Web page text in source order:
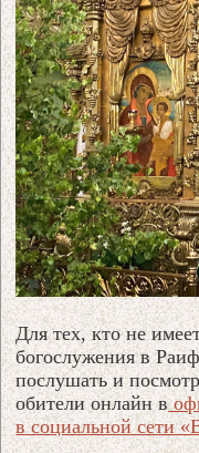
Для тех, кто не
богослужения в
послушать и
обители онлайн в
в социальной сети